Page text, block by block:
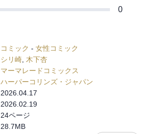
0
コミック - 女性コミック
シリ崎 木下杏
マーマレードコミックス
ハーパーコリンズ・ジャパン
2026.04.17
2026.02.19
24ページ
28.7MB